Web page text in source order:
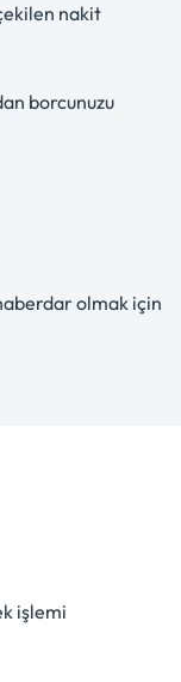
nakit
borcunuzu
olmak için
işlemi